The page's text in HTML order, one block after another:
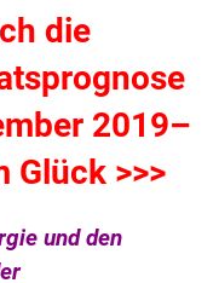
die
2019–
Glück >>>
und den